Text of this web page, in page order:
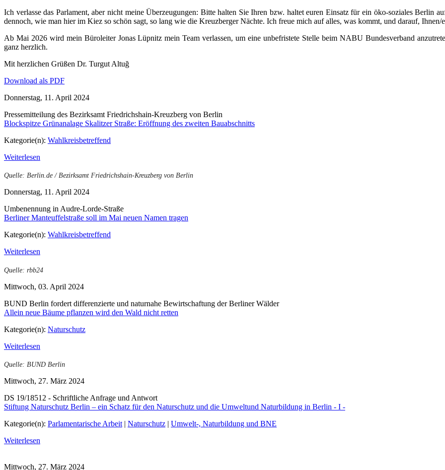
Ich verlasse das Parlament, aber nicht meine Überzeugungen: Bitte halten Sie Ihren bzw. haltet euren Einsatz für ein öko-soziales Berlin
dennoch, wie man hier im Kiez so schön sagt, so lang wie die Kreuzberger Nächte. Ich freue mich auf alles, was kommt, und darauf, Ihnen/
Ab Mai 2026 wird mein Büroleiter Jonas Lüpnitz mein Team verlassen, um eine unbefristete Stelle beim NABU Bundesverband
ganz herzlich.
Mit herzlichen Grüßen Dr. Turgut Altuğ
Download als PDF
Donnerstag, 11. April 2024
Pressemitteilung des Bezirksamt Friedrichshain-Kreuzberg von Berlin
Blockspitze Grünanalage Skalitzer Straße: Eröffnung des zweiten Bauabschnitts
Kategorie(n): Wahlkreisbetreffend
Weiterlesen
Quelle: Berlin.de / Bezirksamt Friedrichshain-Kreuzberg von Berlin
Donnerstag, 11. April 2024
Umbenennung in Audre-Lorde-Straße
Berliner Manteuffelstraße soll im Mai neuen Namen tragen
Kategorie(n): Wahlkreisbetreffend
Weiterlesen
Quelle: rbb24
Mittwoch, 03. April 2024
BUND Berlin fordert differenzierte und naturnahe Bewirtschaftung der Berliner Wälder
Allein neue Bäume pflanzen wird den Wald nicht retten
Kategorie(n): Naturschutz
Weiterlesen
Quelle: BUND Berlin
Mittwoch, 27. März 2024
DS 19/18512 - Schriftliche Anfrage und Antwort
Stiftung Naturschutz Berlin – ein Schatz für den Naturschutz und die Umweltund Naturbildung in Berlin - I -
Kategorie(n): Parlamentarische Arbeit | Naturschutz | Umwelt-, Naturbildung und BNE
Weiterlesen
Mittwoch, 27. März 2024